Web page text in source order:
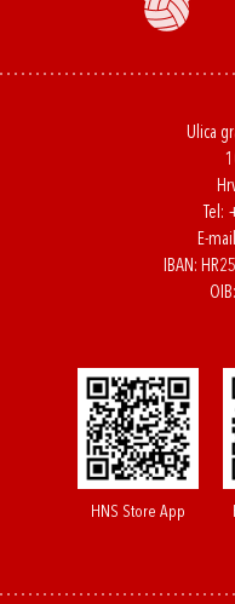
Ulica
Tel:
E-
IBAN:
HNS Store App